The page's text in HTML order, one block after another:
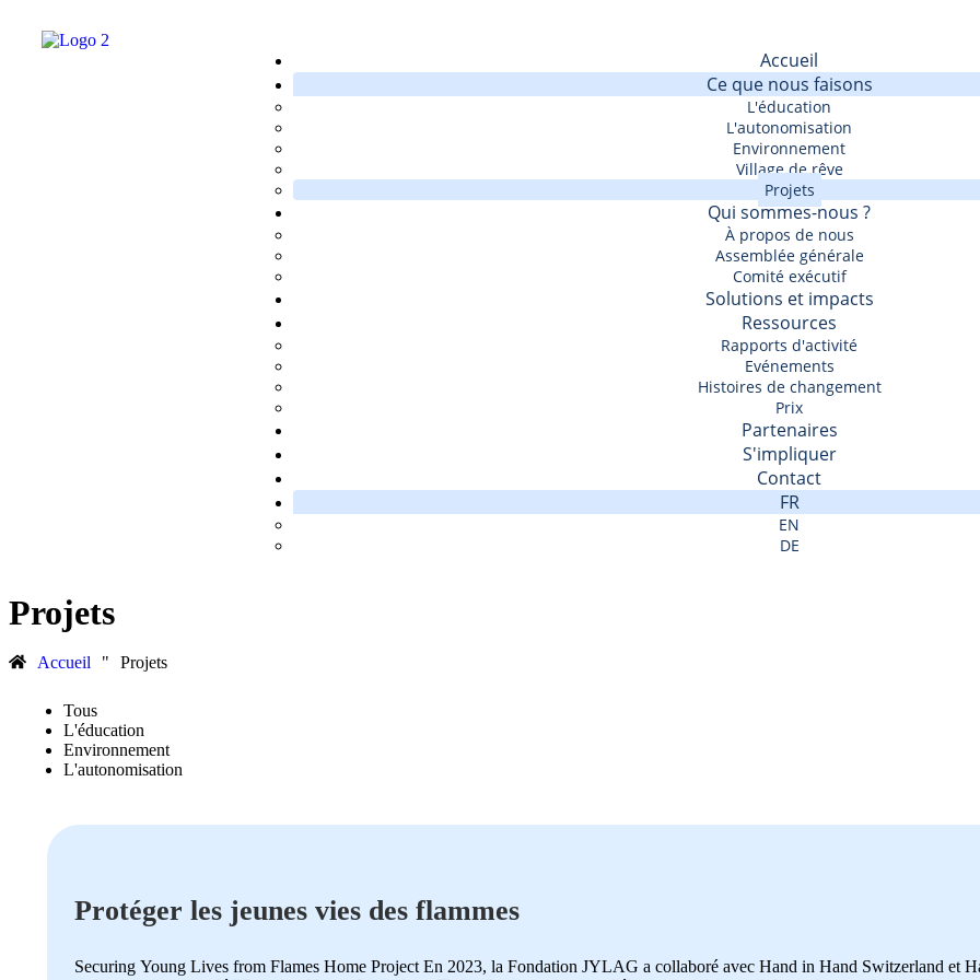
Accueil
Ce que nous faisons
L'éducation
L'autonomisation
Environnement
Village de rêve
Projets
Qui sommes-nous ?
À propos de nous
Assemblée générale
Comité exécutif
Solutions et impacts
Ressources
Rapports d'activité
Evénements
Histoires de changement
Prix
Partenaires
S'impliquer
Contact
FR
EN
DE
Projets
Accueil " Projets
Tous
L'éducation
Environnement
L'autonomisation
Protéger les jeunes vies des flammes
Securing Young Lives from Flames Home Project En 2023, la Fondation JYLAG a collaboré avec Hand in Hand Switzerland et